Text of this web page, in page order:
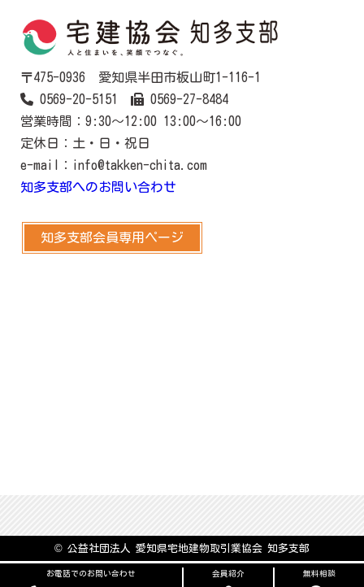
〒475-0936 愛知県半田市板山町1-116-1
0569-20-5151
0569-27-8484
営業時間：9:30～12:00 13:00～16:00
定休日：土・日・祝日
e-mail：info@takken-chita.com
知多支部へのお問い合わせ
知多支部会員専用ページ
© 公益社団法人 愛知県宅地建物取引業協会 知多支部
お電話でのお問い合わせ 会員紹介 無料相談